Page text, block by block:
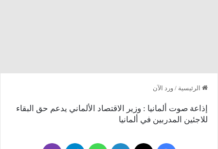
الرئيسية / ورد الآن
إذاعة صوت ألمانيا : وزير الاقتصاد الألماني يدعم حق البقاء
للاجئين المدربين في ألمانيا
فيسبوك لينكدإن واتساب تيلقرام